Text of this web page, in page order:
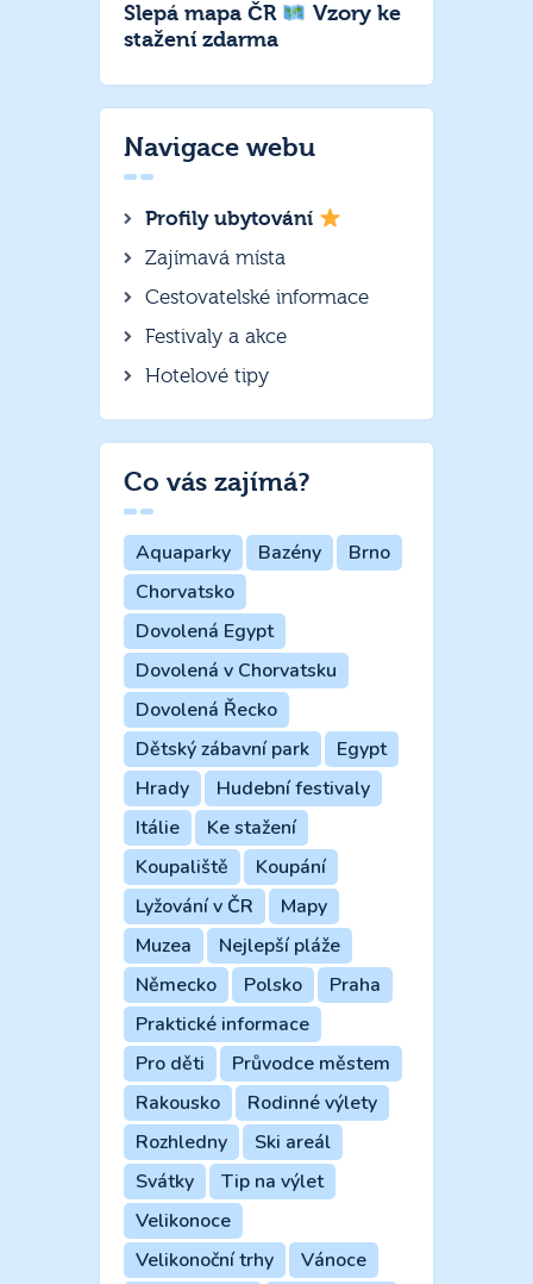
Slepá mapa ČR
Vzory ke
stažení zdarma
Navigace webu
Profily ubytování
Zajímavá místa
Cestovatelské informace
Festivaly a akce
Hotelové tipy
Co vás zajímá?
Aquaparky Bazény
Brno
Chorvatsko
Dovolená Egypt
Dovolená v Chorvatsku
Dovolená Řecko
Dětský zábavní park
Egypt
Hrady
Hudební festivaly
Itálie
Ke stažení
Koupaliště
Koupání
Lyžování v ČR
Mapy
Muzea
Nejlepší pláže
Německo
Polsko
Praha
Praktické informace
Pro děti
Průvodce městem
Rakousko
Rodinné výlety
Rozhledny
Ski areál
Svátky
Tip na výlet
Velikonoce
Velikonoční trhy
Vánoce